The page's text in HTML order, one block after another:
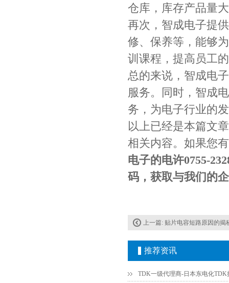
仓库，库存产品量
再次，智成电子提
修、保养等，能够
训课程，提高员工
总的来说，智成电
服务。同时，智成
务，为电子行业的
以上已经是本篇文
相关内容。如果您
电子的电许0755-
码，获取与我们的
上一篇: 贴片电容短路原因的揭
推荐资讯